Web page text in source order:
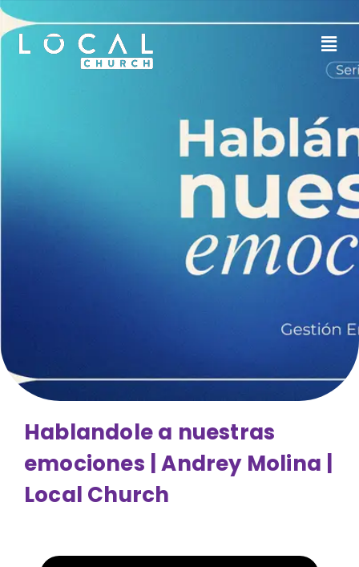
Hablandole a nuestras
emociones | Andrey Molina |
Local Church